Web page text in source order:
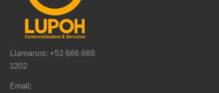
Llamanos: +52 866 688
1202
Email: